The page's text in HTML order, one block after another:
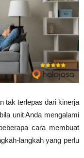
tak terlepas dari kinerja
unit Anda mengalami
cara membuat
langkah yang perlu